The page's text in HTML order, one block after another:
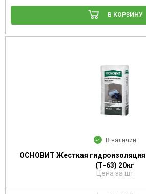
В КОРЗИНУ
В наличии
ОСНОВИТ Жесткая
(Т-63) 20кг
Цена за шт